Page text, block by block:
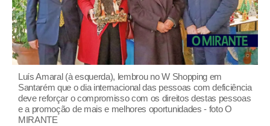
Luís Amaral (à esquerda), lembrou no W Shopping em
Santarém que o dia internacional das pessoas com deficiência
deve reforçar o compromisso com os direitos destas pessoas
e a promoção de mais e melhores oportunidades - foto O
MIRANTE